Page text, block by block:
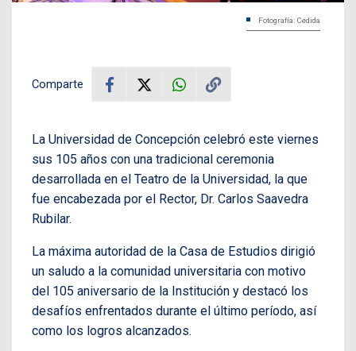
Fotografía: Cedida
Comparte
La Universidad de Concepción celebró este viernes
sus 105 años con una tradicional ceremonia
desarrollada en el Teatro de la Universidad, la que
fue encabezada por el Rector, Dr. Carlos Saavedra
Rubilar.
La máxima autoridad de la Casa de Estudios dirigió
un saludo a la comunidad universitaria con motivo
del 105 aniversario de la Institución y destacó los
desafíos enfrentados durante el último período, así
como los logros alcanzados.